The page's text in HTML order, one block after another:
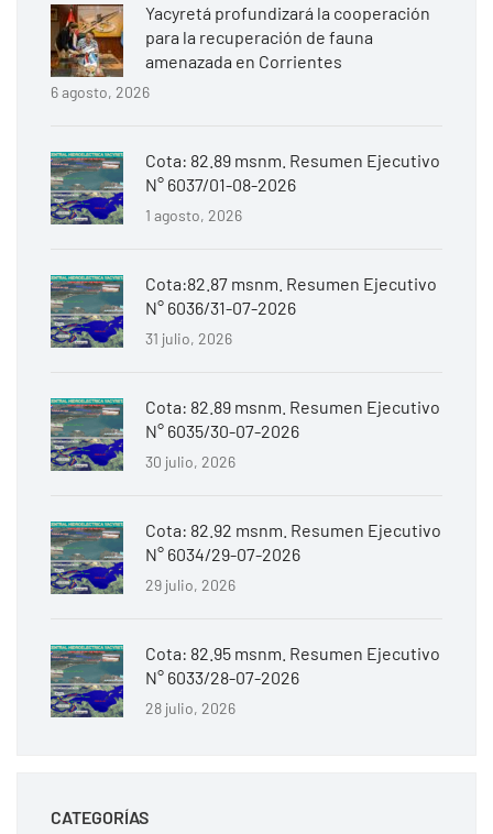
Yacyretá profundizará la cooperación
para la recuperación de fauna
amenazada en Corrientes
6 agosto, 2026
Cota: 82.89 msnm. Resumen Ejecutivo
N° 6037/01-08-2026
1 agosto, 2026
Cota:82.87 msnm. Resumen Ejecutivo
N° 6036/31-07-2026
31 julio, 2026
Cota: 82.89 msnm. Resumen Ejecutivo
N° 6035/30-07-2026
30 julio, 2026
Cota: 82.92 msnm. Resumen Ejecutivo
N° 6034/29-07-2026
29 julio, 2026
Cota: 82.95 msnm. Resumen Ejecutivo
N° 6033/28-07-2026
28 julio, 2026
CATEGORÍAS